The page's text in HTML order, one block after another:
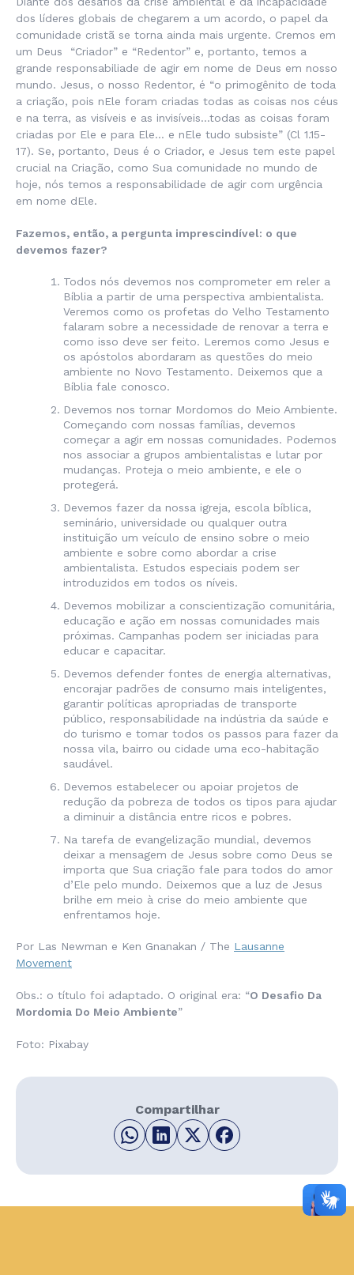
dos líderes globais de chegarem a um acordo, o papel da
comunidade cristã se torna ainda mais urgente. Cremos em
um Deus “Criador” e “Redentor” e, portanto, temos a
grande responsabiliade de agir em nome de Deus em nosso
mundo. Jesus, o nosso Redentor, é “o primogênito de toda
a criação, pois nEle foram criadas todas as coisas nos céus
e na terra, as visíveis e as invisíveis…todas as coisas foram
criadas por Ele e para Ele… e nEle tudo subsiste” (Cl 1.15-
17). Se, portanto, Deus é o Criador, e Jesus tem este papel
crucial na Criação, como Sua comunidade no mundo de
hoje, nós temos a responsabilidade de agir com urgência
em nome dEle.
Fazemos, então, a pergunta imprescindível: o que
devemos fazer?
Todos nós devemos nos comprometer em reler a
Bíblia a partir de uma perspectiva ambientalista.
Veremos como os profetas do Velho Testamento
falaram sobre a necessidade de renovar a terra e
como isso deve ser feito. Leremos como Jesus e
os apóstolos abordaram as questões do meio
ambiente no Novo Testamento. Deixemos que a
Bíblia fale conosco.
Devemos nos tornar Mordomos do Meio Ambiente.
Começando com nossas famílias, devemos
começar a agir em nossas comunidades. Podemos
nos associar a grupos ambientalistas e lutar por
mudanças. Proteja o meio ambiente, e ele o
protegerá.
Devemos fazer da nossa igreja, escola bíblica,
seminário, universidade ou qualquer outra
instituição um veículo de ensino sobre o meio
ambiente e sobre como abordar a crise
ambientalista. Estudos especiais podem ser
introduzidos em todos os níveis.
Devemos mobilizar a conscientização comunitária,
educação e ação em nossas comunidades mais
próximas. Campanhas podem ser iniciadas para
educar e capacitar.
Devemos defender fontes de energia alternativas,
encorajar padrões de consumo mais inteligentes,
garantir políticas apropriadas de transporte
público, responsabilidade na indústria da saúde e
do turismo e tomar todos os passos para fazer da
nossa vila, bairro ou cidade uma eco-habitação
saudável.
Devemos estabelecer ou apoiar projetos de
redução da pobreza de todos os tipos para ajudar
a diminuir a distância entre ricos e pobres.
Na tarefa de evangelização mundial, devemos
deixar a mensagem de Jesus sobre como Deus se
importa que Sua criação fale para todos do amor
d’Ele pelo mundo. Deixemos que a luz de Jesus
brilhe em meio à crise do meio ambiente que
enfrentamos hoje.
Por Las Newman e Ken Gnanakan / The Lausanne
Movement
Obs.: o título foi adaptado. O original era: “O Desafio Da
Mordomia Do Meio Ambiente”
Foto: Pixabay
Compartilhar